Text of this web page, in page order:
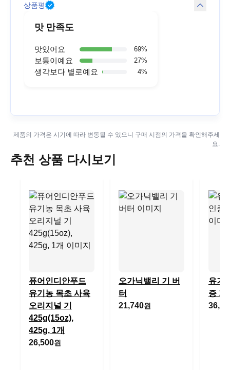
상품평
맛 만족도
맛있어요 69%
보통이예요 27%
생각보다 별로예요 4%
제품의 가격은 시기에 따라 변동될 수 있으니 구매 시점의 가격을 확인해주세
요.
추천 상품 다시보기
퓨어인디안푸드
유기농 목초 사육
오리지널 기
425g(15oz),
425g, 1개
26,500원
오가닉밸리 기 버
터
21,740원
유기
증 기